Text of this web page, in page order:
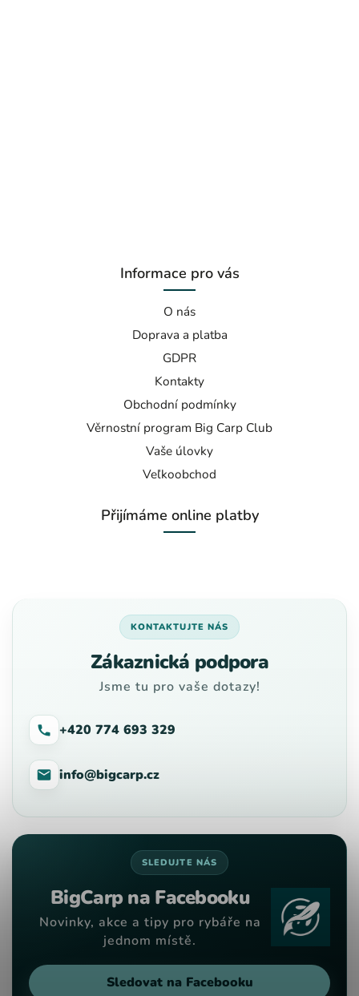
Informace pro vás
O nás
Doprava a platba
GDPR
Kontakty
Obchodní podmínky
Věrnostní program Big Carp Club
Vaše úlovky
Veľkoobchod
Přijímáme online platby
KONTAKTUJTE NÁS
Zákaznická podpora
Jsme tu pro vaše dotazy!
+420 774 693 329
info@bigcarp.cz
SLEDUJTE NÁS
BigCarp na Facebooku
Novinky, akce a tipy pro rybáře na
jednom místě.
Sledovat na Facebooku